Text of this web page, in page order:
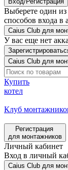
Выберете один из
способов входа в
Caius Club для
У вас еще нет
Caius Club для
Купить
котел
Клуб
Регистрация
для монтажников
Личный кабинет
Вход в личный
Caius Club для